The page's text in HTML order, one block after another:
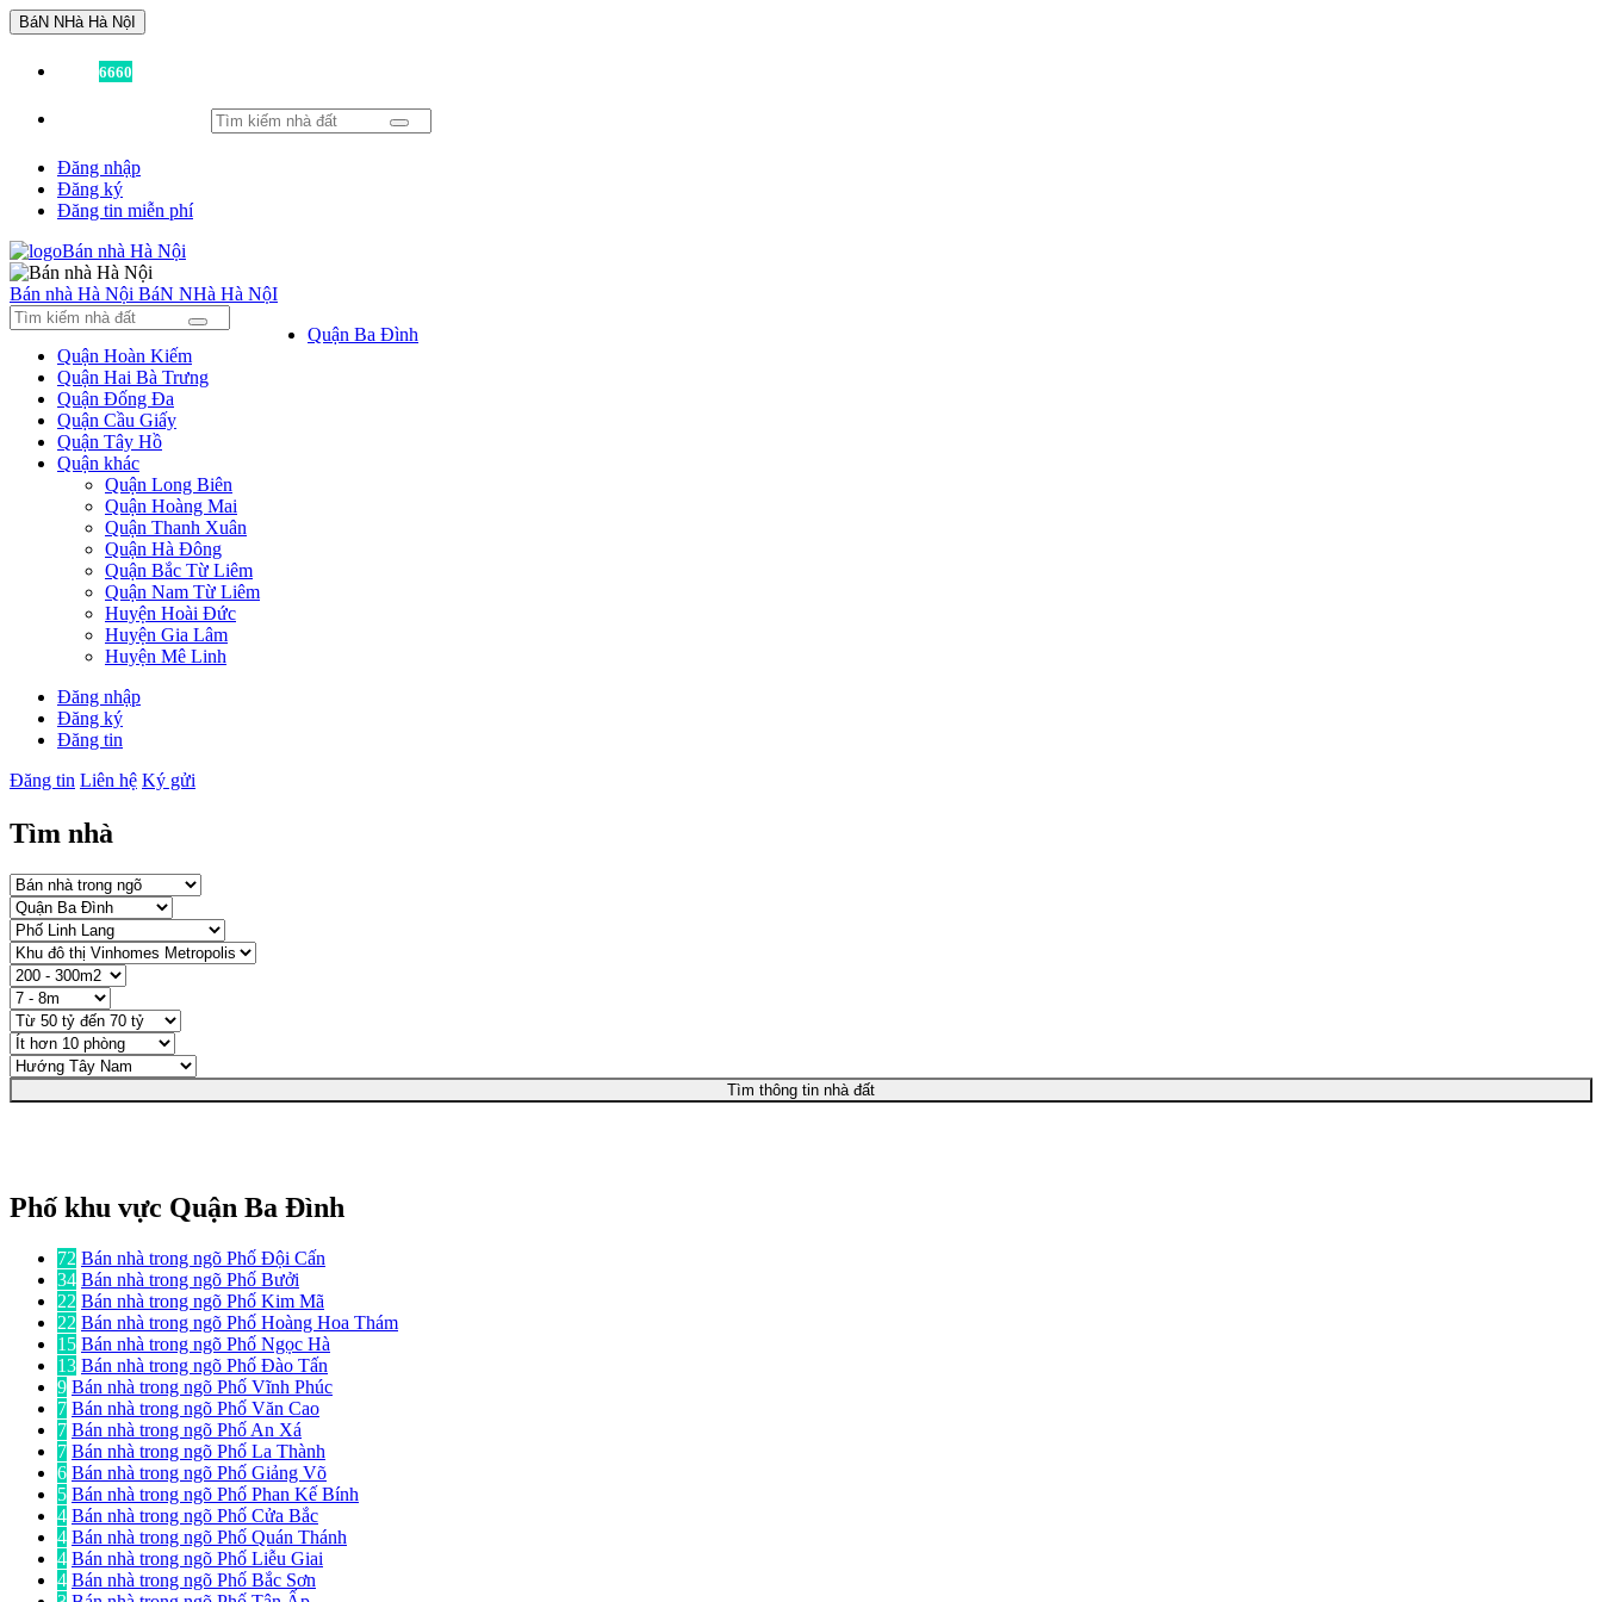
BáN NHà Hà NộI
6660
Đăng nhập
Đăng ký
Đăng tin miễn phí
Bán nhà Hà Nội BáN NHà Hà NộI
Quận Ba Đình
Quận Hoàn Kiếm
Quận Hai Bà Trưng
Quận Đống Đa
Quận Cầu Giấy
Quận Tây Hồ
Quận khác
Quận Long Biên
Quận Hoàng Mai
Quận Thanh Xuân
Quận Hà Đông
Quận Bắc Từ Liêm
Quận Nam Từ Liêm
Huyện Hoài Đức
Huyện Gia Lâm
Huyện Mê Linh
Đăng nhập
Đăng ký
Đăng tin
Đăng tin Liên hệ Ký gửi
Tìm nhà
Tìm thông tin nhà đất
Phố khu vực Quận Ba Đình
72 Bán nhà trong ngõ Phố Đội Cấn
34 Bán nhà trong ngõ Phố Bưởi
22 Bán nhà trong ngõ Phố Kim Mã
22 Bán nhà trong ngõ Phố Hoàng Hoa Thám
15 Bán nhà trong ngõ Phố Ngọc Hà
13 Bán nhà trong ngõ Phố Đào Tấn
9 Bán nhà trong ngõ Phố Vĩnh Phúc
7 Bán nhà trong ngõ Phố Văn Cao
7 Bán nhà trong ngõ Phố An Xá
7 Bán nhà trong ngõ Phố La Thành
6 Bán nhà trong ngõ Phố Giảng Võ
5 Bán nhà trong ngõ Phố Phan Kế Bính
4 Bán nhà trong ngõ Phố Cửa Bắc
4 Bán nhà trong ngõ Phố Quán Thánh
4 Bán nhà trong ngõ Phố Liễu Giai
4 Bán nhà trong ngõ Phố Bắc Sơn